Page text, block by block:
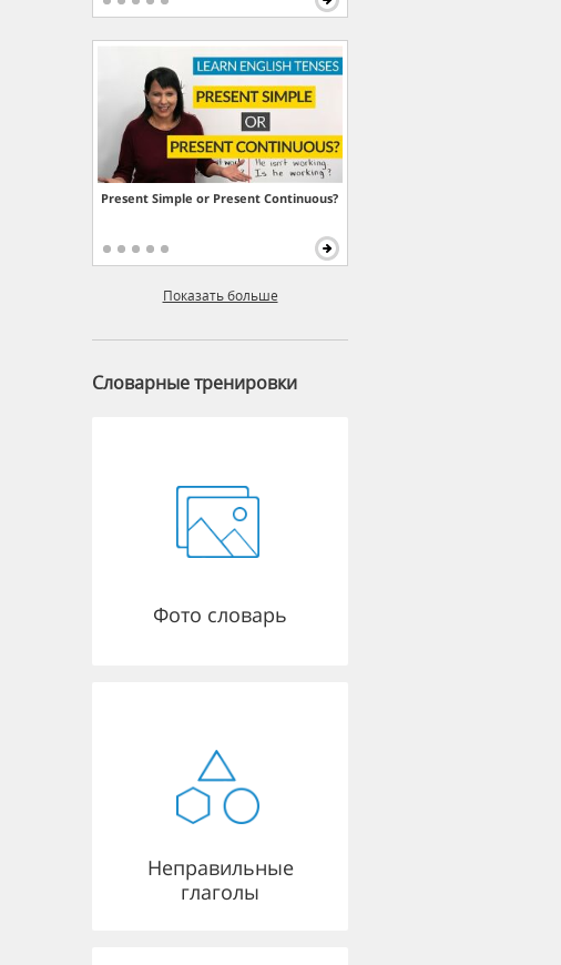
Present Simple or Present Continuous?
Показать больше
Словарные тренировки
Фото словарь
Неправильные
глаголы